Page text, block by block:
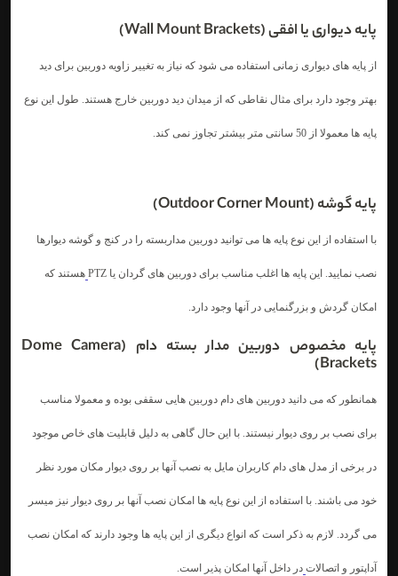
پایه دیواری یا افقی (Wall Mount Brackets)
از پایه های دیواری زمانی استفاده می شود که نیاز به تغییر زاویه دوربین برای دید
بهتر وجود دارد برای مثال نقاطی که از میدان دید دوربین خارج هستند. طول این نوع
پایه ها معمولا از 50 سانتی متر بیشتر تجاوز نمی کند.
پایه گوشه (Outdoor Corner Mount)
با استفاده از این نوع پایه ها می توانید دوربین مداربسته را در کنج و گوشه دیوارها
نصب نمایید. این پایه ها اغلب مناسب برای دوربین های گردان یا PTZ هستند که
امکان گردش و بزرگنمایی در آنها وجود دارد.
پایه مخصوص دوربین مدار بسته دام (Dome Camera
Brackets)
همانطور که می دانید دوربین های دام دوربین هایی سقفی بوده و معمولا مناسب
برای نصب بر روی دیوار نیستند. با این حال گاهی به دلیل قابلیت های خاص موجود
در برخی از مدل های دام کاربران مایل به نصب آنها بر روی دیوار مکان مورد نظر
خود می باشند. با استفاده از این نوع پایه ها امکان نصب آنها بر روی دیوار نیز میسر
می گردد. لازم به ذکر است که انواع دیگری از این پایه ها وجود دارند که امکان نصب
آداپتور و اتصالات در داخل آنها امکان پذیر است.